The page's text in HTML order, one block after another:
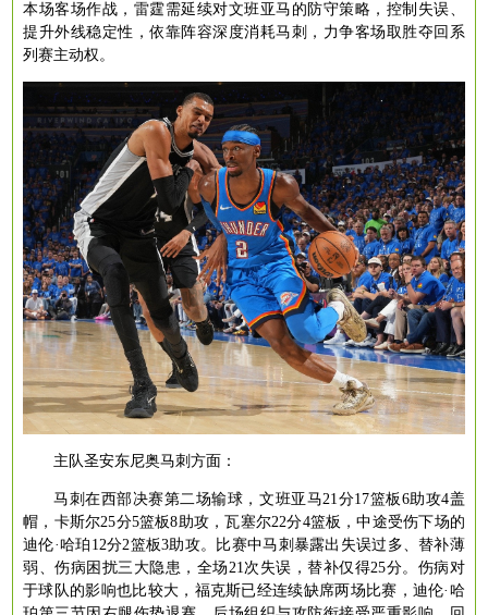
本场客场作战，雷霆需延续对文班亚马的防守策略，控制失误、
提升外线稳定性，依靠阵容深度消耗马刺，力争客场取胜夺回系
列赛主动权。
主队圣安东尼奥马刺方面：
马刺在西部决赛第二场输球，文班亚马21分17篮板6助攻4盖
帽，卡斯尔25分5篮板8助攻，瓦塞尔22分4篮板，中途受伤下场的
迪伦·哈珀12分2篮板3助攻。比赛中马刺暴露出失误过多、替补薄
弱、伤病困扰三大隐患，全场21次失误，替补仅得25分。伤病对
于球队的影响也比较大，福克斯已经连续缺席两场比赛，迪伦·哈